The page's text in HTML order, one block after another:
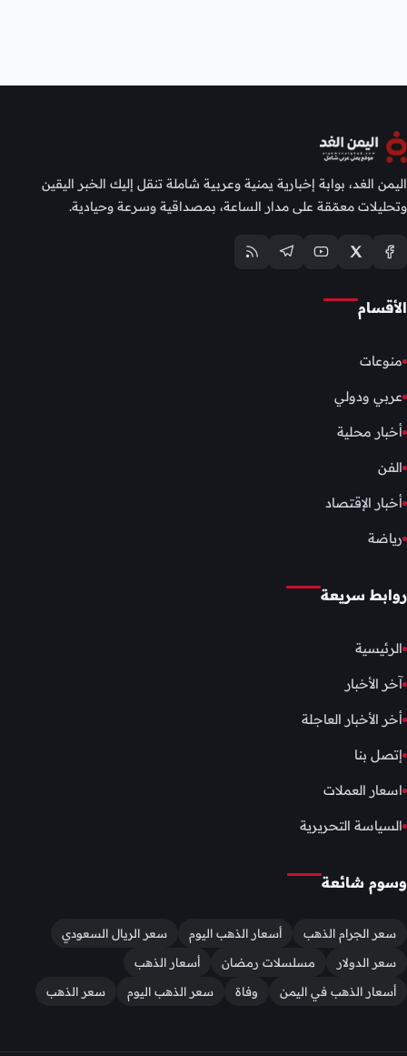
اليمن الغد، بوابة إخبارية يمنية وعربية شاملة تنقل إليك الخبر اليقين
وتحليلات معمّقة على مدار الساعة، بمصداقية وسرعة وحيادية.
الأقسام
منوعات
عربي ودولي
أخبار محلية
الفن
أخبار الإقتصاد
رياضة
روابط سريعة
الرئيسية
آخر الأخبار
أخر الأخبار العاجلة
إتصل بنا
اسعار العملات
السياسة التحريرية
وسوم شائعة
سعر الجرام الذهب أسعار الذهب اليوم
سعر الريال السعودي
سعر الدولار
مسلسلات رمضان
أسعار الذهب
أسعار الذهب في اليمن
وفاة سعر الذهب اليوم سعر الذهب